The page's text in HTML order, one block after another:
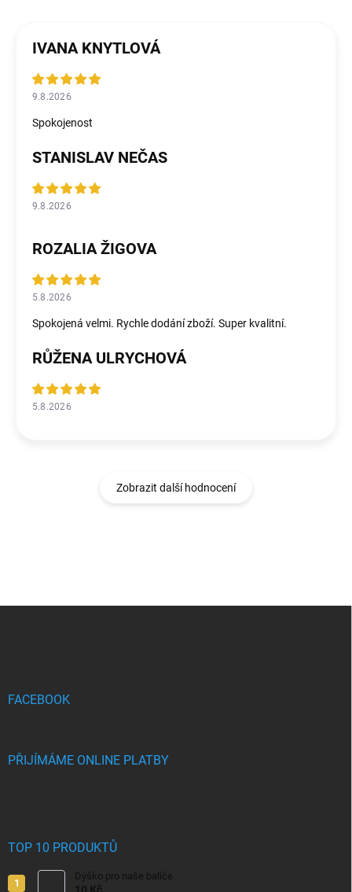
IVANA KNYTLOVÁ
9.8.2026
Spokojenost
STANISLAV NEČAS
9.8.2026
ROZALIA ŽIGOVA
5.8.2026
Spokojená velmi. Rychle dodání zboží. Super kvalitní.
RŮŽENA ULRYCHOVÁ
5.8.2026
Zobrazit další hodnocení
FACEBOOK
PŘIJÍMÁME ONLINE PLATBY
TOP 10 PRODUKTŮ
Dýško pro naše baliče